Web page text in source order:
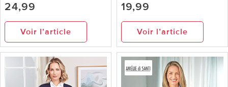
24,99
Voir l’article
19,99
Voir l’article